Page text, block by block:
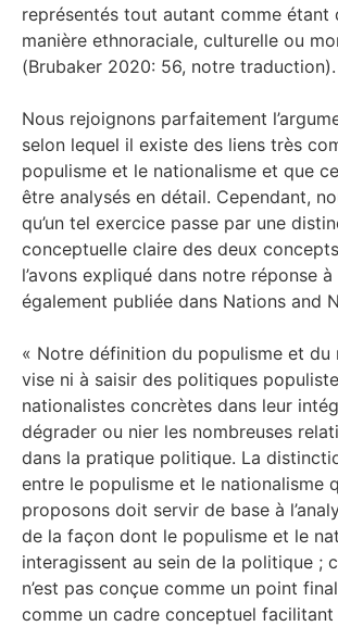
représentés tout autant comme étant
manière ethnoraciale, culturelle ou
(Brubaker 2020: 56, notre traduction).
Nous rejoignons parfaitement
selon lequel il existe des liens très
populisme et le nationalisme et que
être analysés en détail. Cependant,
qu’un tel exercice passe par une
conceptuelle claire des deux
l’avons expliqué dans notre réponse à
également publiée dans Nations and
« Notre définition du populisme et du
vise ni à saisir des politiques
nationalistes concrètes dans leur
dégrader ou nier les nombreuses
dans la pratique politique. La
entre le populisme et le nationalisme
proposons doit servir de base à
de la façon dont le populisme et le
interagissent au sein de la politique ;
n’est pas conçue comme un point
comme un cadre conceptuel facilitant